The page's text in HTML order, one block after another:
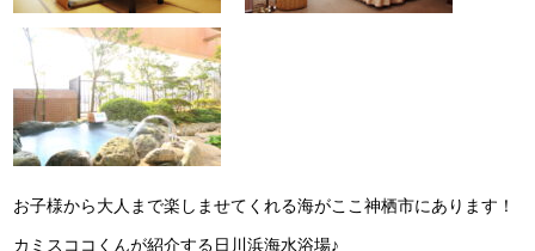
お子様から大人まで楽しませてくれる海がここ神栖市にあります！
カミスココくんが紹介する日川浜海水浴場♪